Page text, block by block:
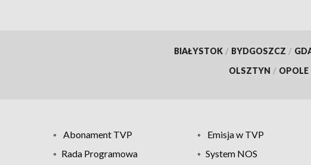
BIAŁYSTOK / BYDGOSZCZ /
OLSZTYN / OPOLE
Abonament TVP Emisja w TVP
Rada Programowa
System NOS